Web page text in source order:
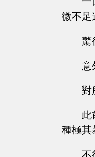
微不足
驚
意
對
此
種極其
不